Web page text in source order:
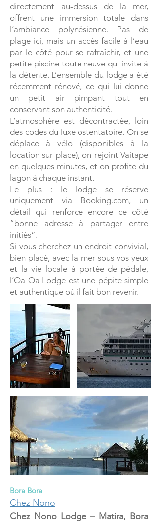
directement au-dessus de la mer,
offrent une immersion totale dans
l’ambiance polynésienne. Pas de
plage ici, mais un accès facile à l’eau
par le côté pour se rafraîchir, et une
petite piscine toute neuve qui invite à
la détente. L’ensemble du lodge a été
récemment rénové, ce qui lui donne
un petit air pimpant tout en
conservant son authenticité.
L’atmosphère est décontractée, loin
des codes du luxe ostentatoire. On se
déplace à vélo (disponibles à la
location sur place), on rejoint Vaitape
en quelques minutes, et on profite du
lagon à chaque instant.
Le plus : le lodge se réserve
uniquement via Booking.com, un
détail qui renforce encore ce côté
“bonne adresse à partager entre
initiés”.
Si vous cherchez un endroit convivial,
bien placé, avec la mer sous vos yeux
et la vie locale à portée de pédale,
l’Oa Oa Lodge est une pépite simple
et authentique où il fait bon revenir.
Bora Bora
Chez Nono
Chez Nono Lodge – Matira, Bora